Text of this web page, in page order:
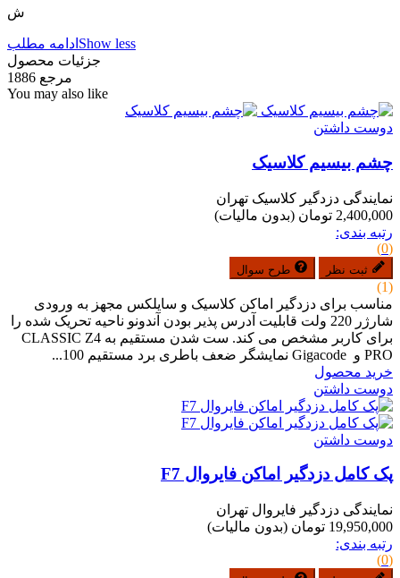
ش
ادامه مطلب Show less
جزئیات محصول
مرجع 1886
You may also like
دوست داشتن
چشم بیسیم کلاسیک
نمایندگی دزدگیر کلاسیک تهران
2,400,000 تومان
(بدون مالیات)
رتبه بندی:
(0)
ثبت نظر طرح سوال
(1)
مناسب برای دزدگیر اماکن کلاسیک و سایلکس مجهز به ورودی
شارژر 220 ولت قابلیت آدرس پذیر بودن آندونو ناحیه تحریک شده را
برای کاربر مشخص می کند. ست شدن مستقیم به CLASSIC Z4
PRO و Gigacode نمایشگر ضعف باطری برد مستقیم 100...
خرید محصول
دوست داشتن
دوست داشتن
پک کامل دزدگیر اماکن فایروال F7
نمایندگی دزدگیر فایروال تهران
19,950,000 تومان
(بدون مالیات)
رتبه بندی:
(0)